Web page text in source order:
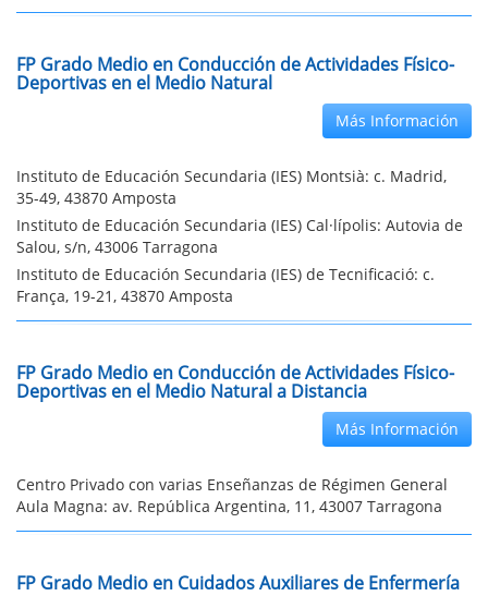
FP Grado Medio en Conducción de Actividades Físico-
Deportivas en el Medio Natural
Más Información
Instituto de Educación Secundaria (IES) Montsià: c. Madrid,
35-49, 43870 Amposta
Instituto de Educación Secundaria (IES) Cal·lípolis: Autovia de
Salou, s/n, 43006 Tarragona
Instituto de Educación Secundaria (IES) de Tecnificació: c.
França, 19-21, 43870 Amposta
FP Grado Medio en Conducción de Actividades Físico-
Deportivas en el Medio Natural a Distancia
Más Información
Centro Privado con varias Enseñanzas de Régimen General
Aula Magna: av. República Argentina, 11, 43007 Tarragona
FP Grado Medio en Cuidados Auxiliares de Enfermería